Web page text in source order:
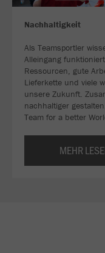
Nachhaltigkeit
Als Teamsportler
Alleingang
Ressourcen, gute
Lieferkette und viele
unsere Zukunft.
nachhaltiger
Team for a better
MEHR